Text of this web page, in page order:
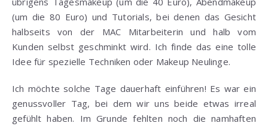
(um die 80 Euro) und Tutorials, bei denen das Gesicht
halbseits von der MAC Mitarbeiterin und halb vom
Kunden selbst geschminkt wird. Ich finde das eine tolle
Idee für spezielle Techniken oder Makeup Neulinge.
Ich möchte solche Tage dauerhaft einführen! Es war ein
genussvoller Tag, bei dem wir uns beide etwas irreal
gefühlt haben. Im Grunde fehlten noch die namhaften